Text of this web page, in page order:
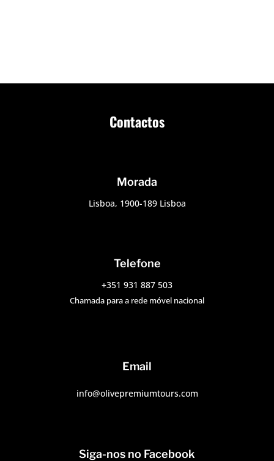
Contactos
Morada
Lisboa, 1900-189 Lisboa
Telefone
+351 931 887 503
Chamada para a rede móvel nacional
Email
info@olivepremiumtours.com
Siga-nos no Facebook